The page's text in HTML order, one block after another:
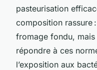
pasteurisation
composition rassure
fromage fondu,
répondre à ces
l’exposition aux